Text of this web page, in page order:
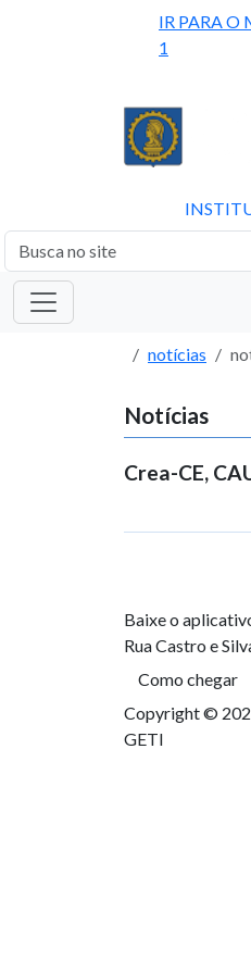
IR PARA O
1
notícias
Notícias
Crea-CE,
Baixe o
Rua Castro e
Como chegar
Copyright ©
GETI